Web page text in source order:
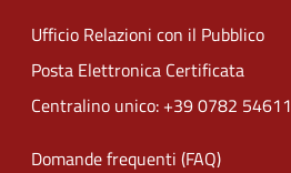
Ufficio Relazioni con il Pubblico
Posta Elettronica Certificata
Centralino unico: +39 0782 54611
Domande frequenti (FAQ)